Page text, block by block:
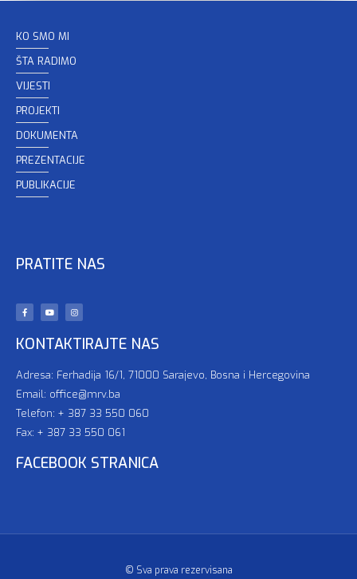
KO SMO MI
ŠTA RADIMO
VIJESTI
PROJEKTI
DOKUMENTA
PREZENTACIJE
PUBLIKACIJE
PRATITE NAS
KONTAKTIRAJTE NAS
Adresa: Ferhadija 16/1, 71000 Sarajevo, Bosna i Hercegovina
Email: office@mrv.ba
Telefon: + 387 33 550 060
Fax: + 387 33 550 061
FACEBOOK STRANICA
© Sva prava rezervisana